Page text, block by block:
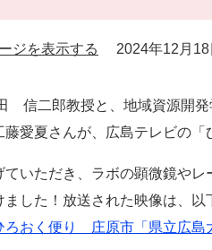
ジを表示する 2024年12月
信二郎教授と、地域資源開
愛夏さんが、広島テレビの「
いただき、ラボの顕微鏡やレ
した！放送された映像は、
おく便り 庄原市「県立広